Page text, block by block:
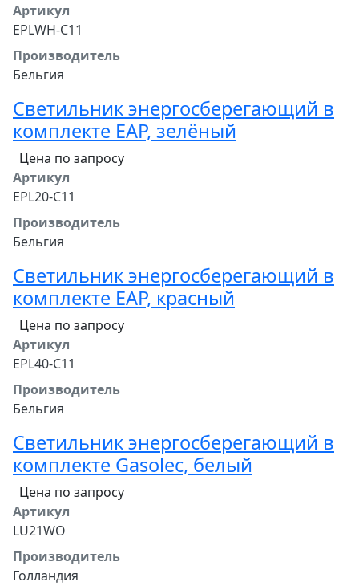
Артикул
EPLWH-C11
Производитель
Бельгия
Светильник энергосберегающий в
комплекте EAP, зелёный
Цена по запросу
Артикул
EPL20-C11
Производитель
Бельгия
Светильник энергосберегающий в
комплекте EAP, красный
Цена по запросу
Артикул
EPL40-C11
Производитель
Бельгия
Светильник энергосберегающий в
комплекте Gasolec, белый
Цена по запросу
Артикул
LU21WO
Производитель
Голландия